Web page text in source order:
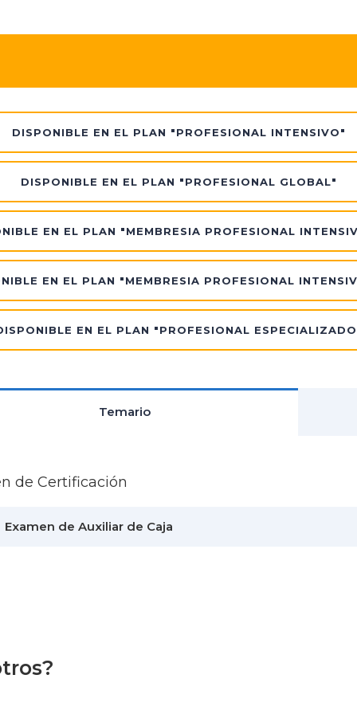
DISPONIBLE EN EL PLAN "PROFESIONAL INTENSIVO"
DISPONIBLE EN EL PLAN "PROFESIONAL GLOBAL"
EN EL PLAN "MEMBRESIA PROFESIONAL
EN EL PLAN "MEMBRESIA PROFESIONAL
EN EL PLAN "PROFESIONAL
Temario
de Certificación
Examen de Auxiliar de Caja